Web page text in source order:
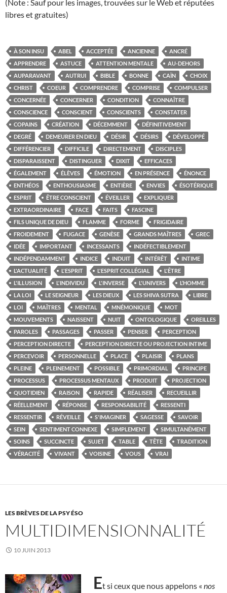
(Note : Sauf pour les images, trouvées sur le Web et réputées
libres et gratuites)
À SON INSU ABEL ACCEPTÉE ANCIENNE
ANCRÉ
APPRENDRE
ASTUCE ATTENTION MENTALE
AU-DEHORS
AUPARAVANT
AUTRUI BIBLE BONNE CAÏN
CHOIX
CHRIST
COEUR COMPRENDRE COMPRISE
COMPULSER
CONCERNÉE
CONCERNER CONDITION
CONNAÎTRE
CONSCIENCE
CONSCIENT CONSCIENTS
CONSTATER
COPAINS
CRÉATION DÉCEMMENT
DÉFINITIVEMENT
DEGRÉ
DEMEURER EN DIEU DÉSIR DÉSIRS
DÉVELOPPÉ
DIFFÉRENCIER
DIFFICILE DIRECTEMENT
DISCIPLES
DISPARAISSENT
DISTINGUER DIXIT
EFFICACES
ÉGALEMENT
ÉLÈVES ÉMOTION EN PRÉSENCE
ÉNONCE
ENTHÉOS
ENTHOUSIASME ENTIÈRE ENVIES
ÉSOTÉRIQUE
ESPRIT
ÊTRE CONSCIENT ÉVEILLER
EXPLIQUER
EXTRAORDINAIRE
FACE FAITS
FASCINE
FILS UNIQUE DE DIEU
FLAMME FORME
FRIGIDAIRE
FROIDEMENT
FUGACE GENÈSE GRANDS MAÎTRES
GREC
IDÉE
IMPORTANT INCESSANTS
INDÉFECTIBLEMENT
INDÉPENDAMMENT
INDICE INDUIT INTÉRÊT
INTIME
L'ACTUALITÉ
L'ESPRIT L'ESPRIT COLLÉGIAL
L'ÊTRE
L'ILLUSION
L'INDIVIDU L'INVERSE L'UNIVERS
L’HOMME
LA LOI
LE SEIGNEUR LES DIEUX LES SHIVA SUTRA
LIBRE
LOI
MAÎTRES MENTAL MNÉMONIQUE
MOT
MOUVEMENTS
NAISSENT NUIT ONTOLOGIQUE
OREILLES
PAROLES
PASSAGES PASSER PENSER
PERCEPTION
PERCEPTION DIRECTE
PERCEPTION DIRECTE OU PROJECTION INTIME
PERCEVOIR
PERSONNELLE PLACE PLAISIR
PLANS
PLEINE
PLEINEMENT POSSIBLE PRIMORDIAL
PRINCIPE
PROCESSUS
PROCESSUS MENTAUX PRODUIT
PROJECTION
QUOTIDIEN
RAISON RAPIDE RÉALISER
RECUEILLIR
RÉELLEMENT
RÉPONSE RESPONSABILITÉ
RESSENTI
RESSENTIR
RÉVEILLE S'IMAGINER SAGESSE
SAVOIR
SEIN
SENTIMENT CONNEXE SIMPLEMENT
SIMULTANÉMENT
SOINS
SUCCINCTE SUJET TABLE TÊTE
TRADITION
VÉRACITÉ
VIVANT VOISINE VOUS VRAI
LES BRÈVES DE LA PSY ÉSO
MULTIDIMENSIONNALITÉ
10 JUIN 2013
Et si ceux que nous appelons « nos